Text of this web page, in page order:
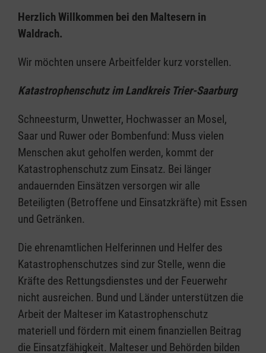
Herzlich Willkommen bei den Maltesern in
Waldrach.
Wir möchten unsere Arbeitfelder kurz vorstellen.
Katastrophenschutz im Landkreis Trier-Saarburg
Schneesturm, Unwetter, Hochwasser an Mosel,
Saar und Ruwer oder Bombenfund: Muss vielen
Menschen akut geholfen werden, kommt der
Katastrophenschutz zum Einsatz. Bei länger
andauernden Einsätzen versorgen wir alle
Beteiligten (Betroffene und Einsatzkräfte) mit Essen
und Getränken.
Die ehrenamtlichen Helferinnen und Helfer des
Katastrophenschutzes sind zur Stelle, wenn die
Kräfte des Rettungsdienstes und der Feuerwehr
nicht ausreichen. Bund und Länder unterstützen die
Arbeit der Malteser im Katastrophenschutz
materiell und fördern mit einem finanziellen Beitrag
die Einsatzfähigkeit. Malteser und Behörden bilden